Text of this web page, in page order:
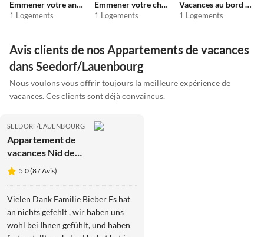
Emmener votre animal en vacances
1 Logements
Emmener votre chien en vacances
1 Logements
Vacances au bord du lac
1 Logements
Avis clients de nos Appartements de vacances
dans Seedorf/Lauenbourg
Nous voulons vous offrir toujours la meilleure expérience de
vacances. Ces clients sont déjà convaincus.
SEEDORF/LAUENBOURG
Appartement de
vacances Nid de
castor
5.0 (87 Avis)
Vielen Dank Familie Bieber Es hat
an nichts gefehlt , wir haben uns
wohl bei Ihnen gefühlt, und haben